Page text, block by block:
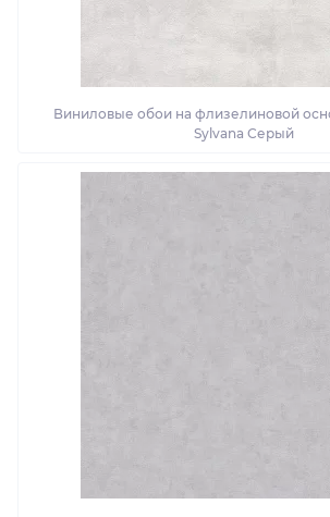
Виниловые обои на флизелиновой
Sylvana Серый